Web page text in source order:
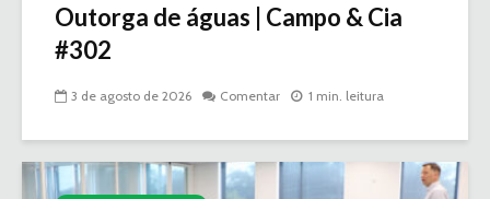
Outorga de águas | Campo & Cia
#302
3 de agosto de 2026 Comentar 1 min. leitura